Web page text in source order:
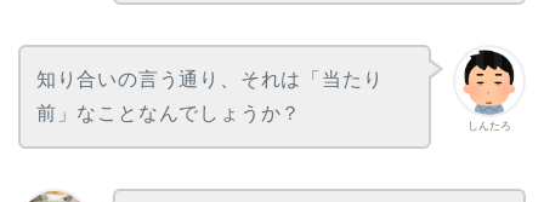
しんたろ
知り合いの言う通り、それは「当たり
前」なことなんでしょうか？